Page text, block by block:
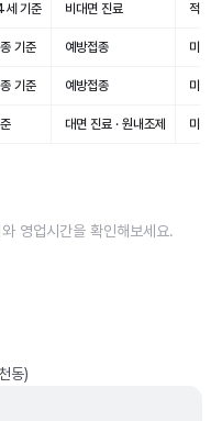
기준 비대면 진료 적용(
기준 예방접종 미적
기준 예방접종 미적
대면 진료 · 원내조제 미적
영업시간을 확인해보세요.
동)